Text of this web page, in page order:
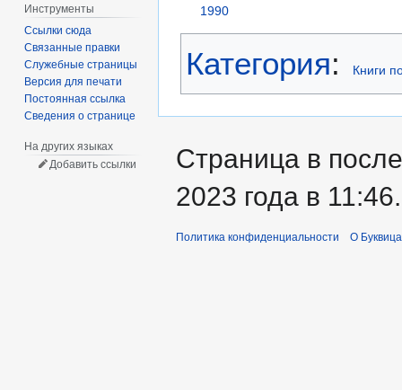
1990
Категория: Книги
Инструменты
Ссылки сюда
Связанные правки
Служебные страницы
Версия для печати
Постоянная ссылка
Сведения о странице
На других языках
Добавить ссылки
Страница в
2023 года в 11:46.
Политика конфиденциальности О Буквица